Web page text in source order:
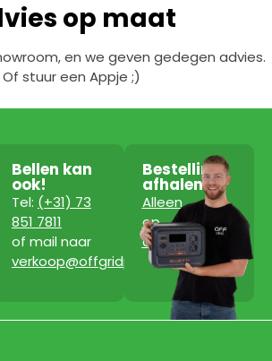
op maat
en we geven gedegen advies.
Of stuur een Appje ;)
Bellen kan
ook!
Tel: (+31) 73
851 7811
of mail naar
verkoop@offgridpowerstation.com
Bestelling
afhalen?
Alleen
op
afspraak!